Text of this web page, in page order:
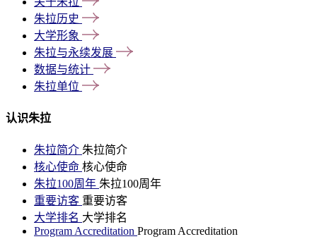
朱拉历史
大学形象
朱拉与永续发展
数据与统计
朱拉单位
认识朱拉
朱拉简介 朱拉简介
核心使命 核心使命
朱拉100周年 朱拉100周年
重要访客 重要访客
大学排名 大学排名
Program Accreditation Program Accreditation